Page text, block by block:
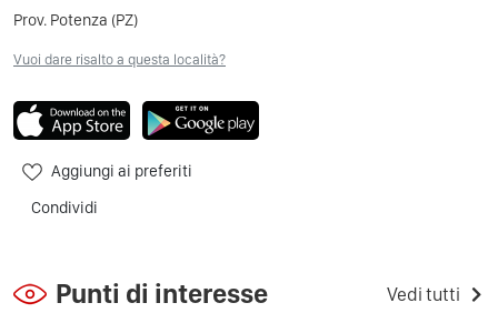
Prov. Potenza (PZ)
Vuoi dare risalto a questa località?
Aggiungi ai preferiti
Condividi
Punti di interesse Vedi tutti